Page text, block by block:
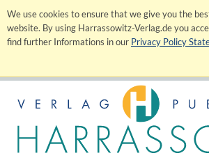
We use cookies to ensure that we give you the
website. By using Harrassowitz-Verlag.de you
find further Informations in our Privacy Policy